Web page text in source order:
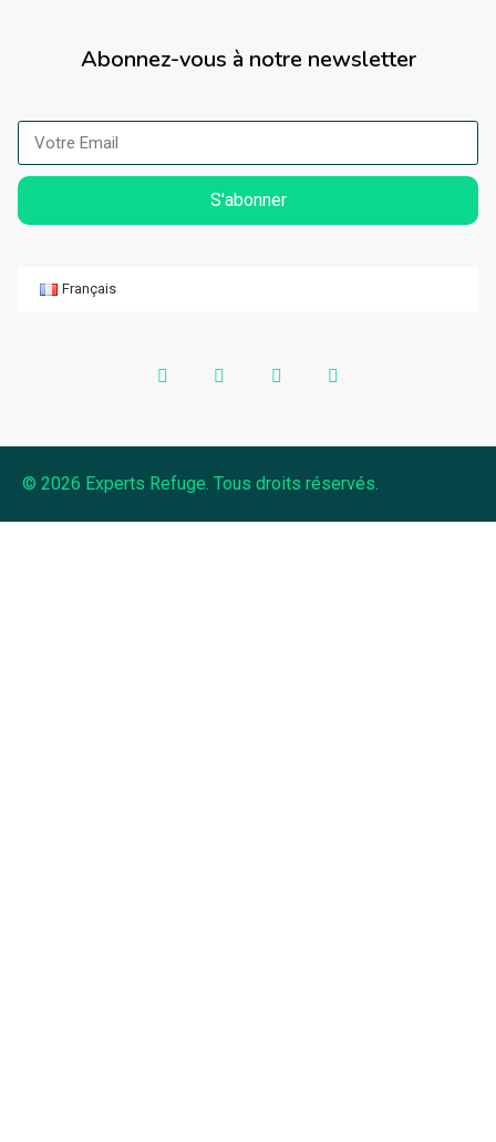
Abonnez-vous à notre newsletter
S'abonner
Français
© 2026 Experts Refuge. Tous droits réservés.